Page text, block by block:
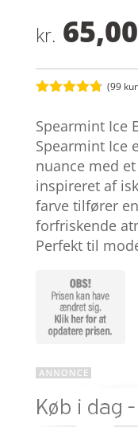
kr. 65,00
ud af 5
baseret på
kundebedø
mmelser
(99
Spearmint Ice
Spearmint Ice
nuance med
inspireret af
farve tilfører
forfriskende
Perfekt til